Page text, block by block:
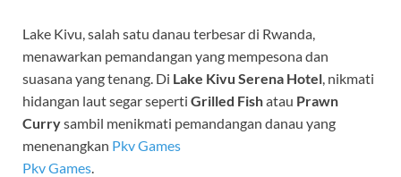
Lake Kivu, salah satu danau terbesar di Rwanda,
menawarkan pemandangan yang mempesona dan
suasana yang tenang. Di Lake Kivu Serena Hotel , nikmati
hidangan laut segar seperti Grilled Fishatau Prawn
Currysambil menikmati pemandangan danau yang
menenangkan Pkv Games
Pkv Games